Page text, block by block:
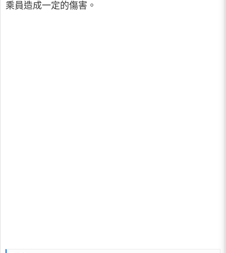
乘員造成一定的傷害。